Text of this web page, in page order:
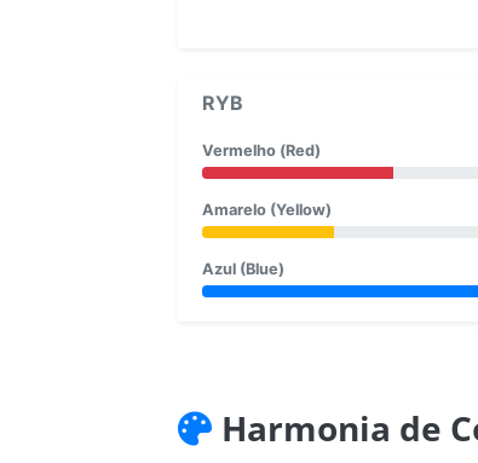
RYB
Vermelho (Red)
Amarelo (Yellow)
Azul (Blue)
Harmonia de